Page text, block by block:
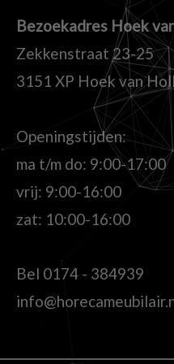
Bezoekadres Hoek
Zekkenstraat 23-25
3151 XP Hoek van
Openingstijden:
ma t/m do: 9:00-17:00
vrij: 9:00-16:00
zat: 10:00-16:00
Bel 0174 - 384939